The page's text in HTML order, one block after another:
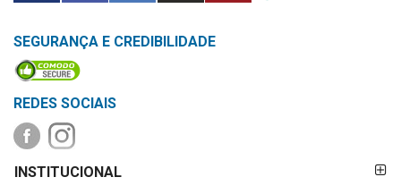
Socorros
Casa
e
OFERTAS
SEGURANÇA E CREDIBILIDADE
REDES SOCIAIS
PAGAMENTO
INSTITUCIONAL